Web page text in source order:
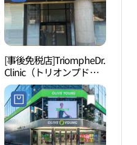
[事後免税店]TriompheDr.
Clinic（トリオンプドク
タークリニック）(트리
옹프닥터의원)